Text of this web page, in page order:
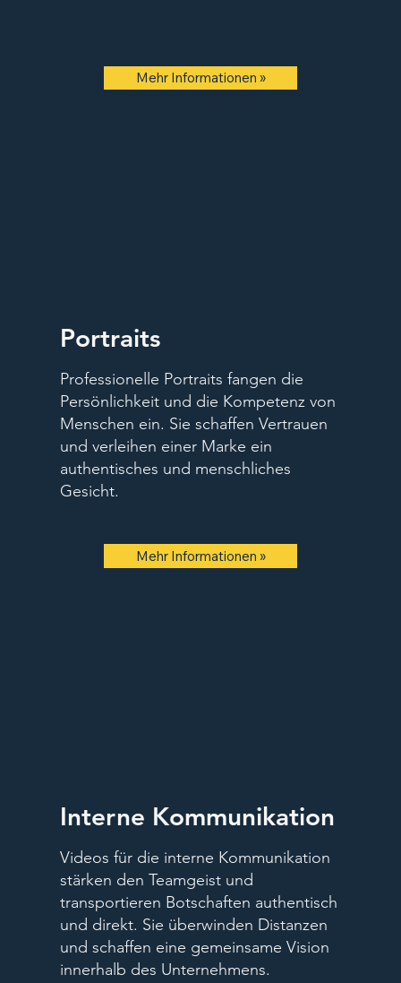
Mehr Informationen »
Portraits
Professionelle Portraits fangen die
Persönlichkeit und die Kompetenz von
Menschen ein. Sie schaffen Vertrauen
und verleihen einer Marke ein
authentisches und menschliches
Gesicht.
Mehr Informationen »
Interne Kommunikation
Videos für die interne Kommunikation
stärken den Teamgeist und
transportieren Botschaften authentisch
und direkt. Sie überwinden Distanzen
und schaffen eine gemeinsame Vision
innerhalb des Unternehmens.